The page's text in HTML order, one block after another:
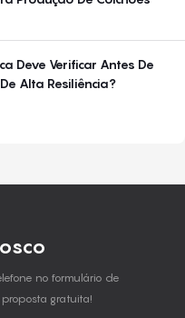
Deve Verificar Antes De
Alta Resiliência?
no formulário de
gratuita!